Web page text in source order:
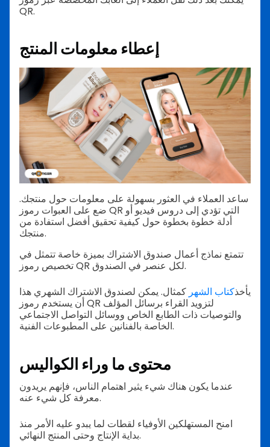
QR.
إعطاء معلومات المنتج
ساعد العملاء في العثور بسهولة على معلومات حول منتجك.
ضع على العبوات رموز QR التي تؤدي إلى دروس فيديو أو
أدلة خطوة بخطوة حول كيفية تحقيق أفضل استفادة من
منتجك.
تتمتع نماذج أعمال صندوق الاشتراك بميزة خاصة تتمثل في
تخصيص رموز QR لكل عنصر في الصندوق.
يأخذكتاب الشهر كمثال. يمكن لصندوق الاشتراك الشهري هذا
أن يستخدم رموز QR لتزويد القراء برسائل المؤلف
والتوصيات ذات الطابع الخاص ووسائل التواصل الاجتماعي
الخاصة بالفنانين على المطبوعات الفنية.
عندما يكون هناك شيء يثير اهتمام الناس، فإنهم يريدون
معرفة كل شيء عنه.
امنح المستهلكين الأوفياء لقطات لما يبدو عليه الأمر منذ
بداية الإنتاج وحتى المنتج النهائي.